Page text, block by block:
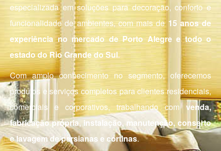
especializada em soluções para decoração, conforto e
funcionalidade de ambientes, com mais de 15 anos de
experiência no mercado de Porto Alegre e todo o
estado do Rio Grande do Sul.
Com amplo conhecimento no segmento, oferecemos
produtos e serviços completos para clientes residenciais,
comerciais e corporativos, trabalhando comvenda,
fabricação própria, instalação, manutenção, conserto
e lavagem de persianas e cortinas.